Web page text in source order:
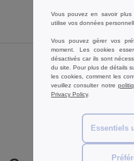
Avis sur
Ajouter
Vous pouvez en savoir
utilise vos données
Vous pouvez gérer vos
moment. Les cookies
désactivés car ils sont
du site. Pour plus de détails
les cookies, comment les
veuillez consulter notre
Privacy Policy.
Essentiels